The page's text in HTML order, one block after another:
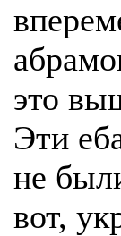
это
Эти
не
вот,